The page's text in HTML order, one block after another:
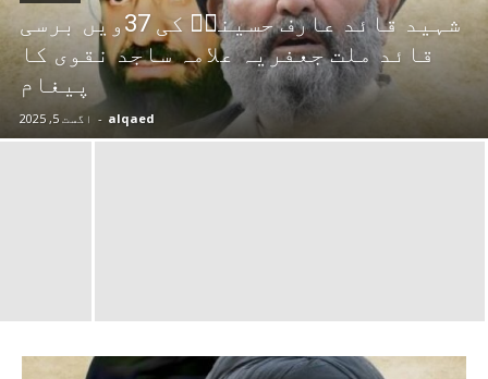
شہید قائد عارف حسینیؒ کی 37ویں برسی
قائد ملت جعفریہ علامہ ساجد نقوی کا
پیغام
alqaed
- اگست 5, 2025